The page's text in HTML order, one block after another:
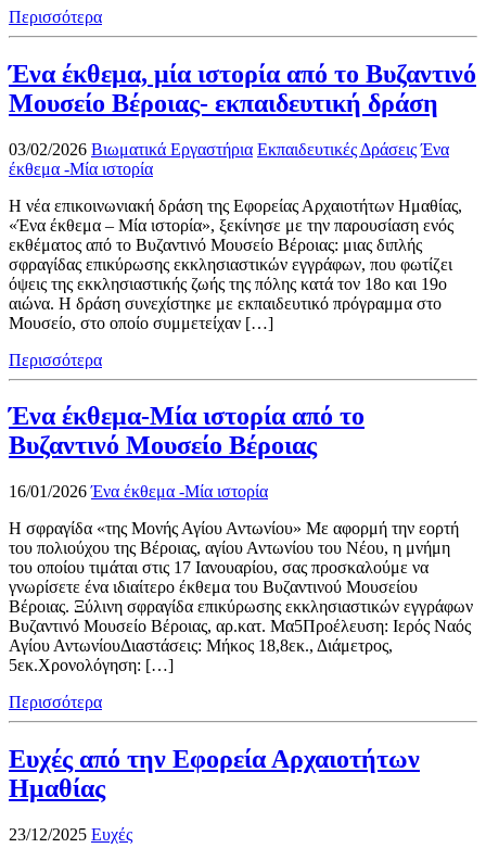
Περισσότερα
Ένα έκθεμα, μία ιστορία από το Βυζαντινό
Μουσείο Βέροιας- εκπαιδευτική δράση
03/02/2026 Βιωματικά Εργαστήρια Εκπαιδευτικές Δράσεις Ένα
έκθεμα -Μία ιστορία
Η νέα επικοινωνιακή δράση της Εφορείας Αρχαιοτήτων Ημαθίας,
«Ένα έκθεμα – Μία ιστορία», ξεκίνησε με την παρουσίαση ενός
εκθέματος από το Βυζαντινό Μουσείο Βέροιας: μιας διπλής
σφραγίδας επικύρωσης εκκλησιαστικών εγγράφων, που φωτίζει
όψεις της εκκλησιαστικής ζωής της πόλης κατά τον 18ο και 19ο
αιώνα. Η δράση συνεχίστηκε με εκπαιδευτικό πρόγραμμα στο
Μουσείο, στο οποίο συμμετείχαν […]
Περισσότερα
Ένα έκθεμα-Μία ιστορία από το
Βυζαντινό Μουσείο Βέροιας
16/01/2026 Ένα έκθεμα -Μία ιστορία
H σφραγίδα «της Μονής Αγίου Αντωνίου» Με αφορμή την εορτή
του πολιούχου της Βέροιας, αγίου Αντωνίου του Νέου, η μνήμη
του οποίου τιμάται στις 17 Ιανουαρίου, σας προσκαλούμε να
γνωρίσετε ένα ιδιαίτερο έκθεμα του Βυζαντινού Μουσείου
Βέροιας. Ξύλινη σφραγίδα επικύρωσης εκκλησιαστικών εγγράφων
Βυζαντινό Μουσείο Βέροιας, αρ.κατ. Μα5Προέλευση: Ιερός Ναός
Αγίου ΑντωνίουΔιαστάσεις: Μήκος 18,8εκ., Διάμετρος,
5εκ.Χρονολόγηση: […]
Περισσότερα
Ευχές από την Εφορεία Αρχαιοτήτων
Ημαθίας
23/12/2025 Ευχές